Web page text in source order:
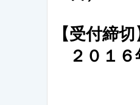
【受付締
２０１